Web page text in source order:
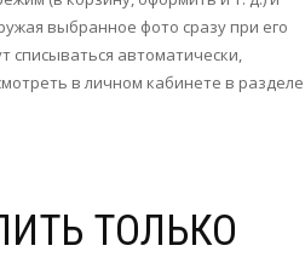
выбранное фото сразу при его
списываться автоматически,
в личном кабинете в разделе
ТОЛЬКО